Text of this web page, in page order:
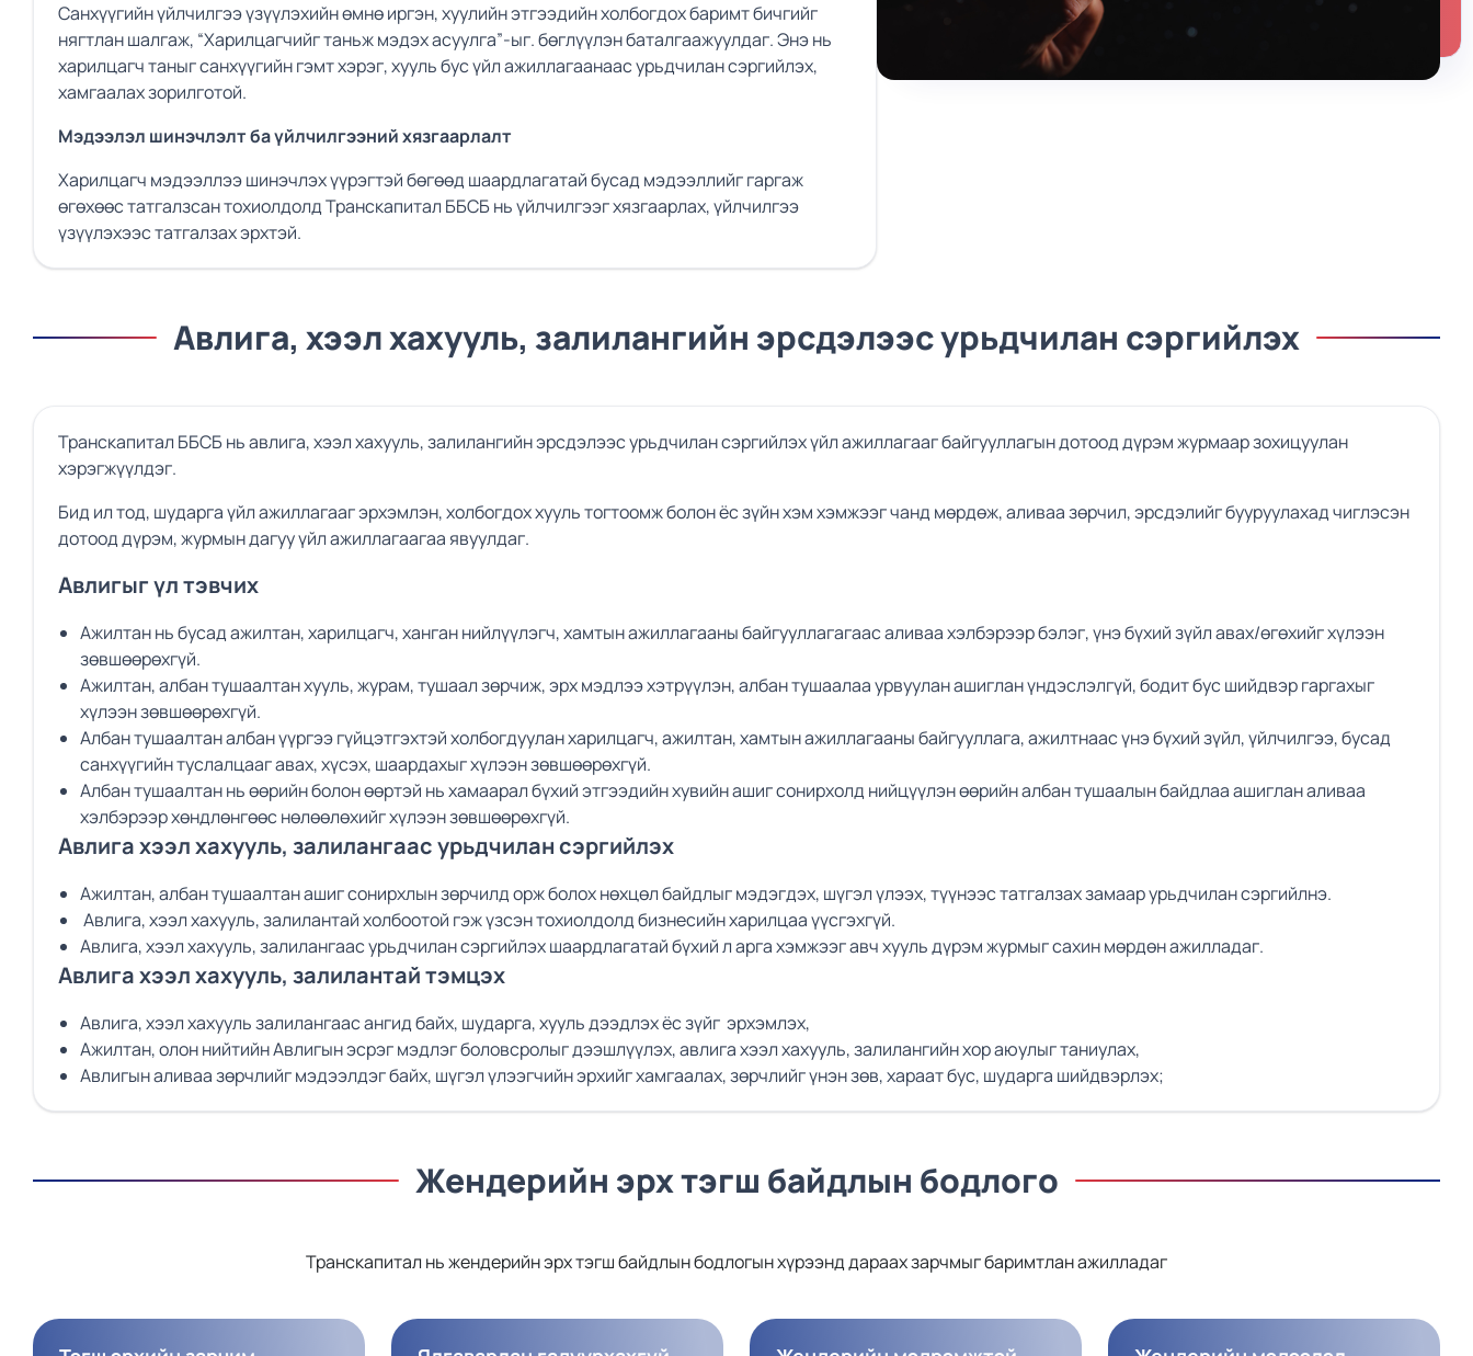
Санхүүгийн үйлчилгээ үзүүлэхийн өмнө иргэн, хуулийн этгээдийн холбогдох баримт бичгийг
нягтлан шалгаж, “Харилцагчийг таньж мэдэх асуулга”-ыг. бөглүүлэн баталгаажуулдаг. Энэ нь
харилцагч таныг санхүүгийн гэмт хэрэг, хууль бус үйл ажиллагаанаас урьдчилан сэргийлэх,
хамгаалах зорилготой.
Мэдээлэл шинэчлэлт ба үйлчилгээний хязгаарлалт
Харилцагч мэдээллээ шинэчлэх үүрэгтэй бөгөөд шаардлагатай бусад мэдээллийг гаргаж
өгөхөөс татгалзсан тохиолдолд Транскапитал ББСБ нь үйлчилгээг хязгаарлах, үйлчилгээ
үзүүлэхээс татгалзах эрхтэй.
Авлига, хээл хахууль, залилангийн эрсдэлээс урьдчилан сэргийлэх
Транскапитал ББСБ нь авлига, хээл хахууль, залилангийн эрсдэлээс урьдчилан сэргийлэх үйл ажиллагааг байгууллагын дотоод дүрэм журмаар зохицуулан
хэрэгжүүлдэг.
Бид ил тод, шударга үйл ажиллагааг эрхэмлэн, холбогдох хууль тогтоомж болон ёс зүйн хэм хэмжээг чанд мөрдөж, аливаа зөрчил, эрсдэлийг бууруулахад чиглэсэн
дотоод дүрэм, журмын дагуу үйл ажиллагаагаа явуулдаг.
Авлигыг үл тэвчих
Ажилтан нь бусад ажилтан, харилцагч, ханган нийлүүлэгч, хамтын ажиллагааны байгууллагагаас аливаа хэлбэрээр бэлэг, үнэ бүхий зүйл авах/өгөхийг хүлээн
зөвшөөрөхгүй.
Ажилтан, албан тушаалтан хууль, журам, тушаал зөрчиж, эрх мэдлээ хэтрүүлэн, албан тушаалаа урвуулан ашиглан үндэслэлгүй, бодит бус шийдвэр гаргахыг
хүлээн зөвшөөрөхгүй.
Албан тушаалтан албан үүргээ гүйцэтгэхтэй холбогдуулан харилцагч, ажилтан, хамтын ажиллагааны байгууллага, ажилтнаас үнэ бүхий зүйл, үйлчилгээ, бусад
санхүүгийн туслалцааг авах, хүсэх, шаардахыг хүлээн зөвшөөрөхгүй.
Албан тушаалтан нь өөрийн болон өөртэй нь хамаарал бүхий этгээдийн хувийн ашиг сонирхолд нийцүүлэн өөрийн албан тушаалын байдлаа ашиглан аливаа
хэлбэрээр хөндлөнгөөс нөлөөлөхийг хүлээн зөвшөөрөхгүй.
Авлига хээл хахууль, залилангаас урьдчилан сэргийлэх
Ажилтан, албан тушаалтан ашиг сонирхлын зөрчилд орж болох нөхцөл байдлыг мэдэгдэх, шүгэл үлээх, түүнээс татгалзах замаар урьдчилан сэргийлнэ.
Авлига, хээл хахууль, залилантай холбоотой гэж үзсэн тохиолдолд бизнесийн харилцаа үүсгэхгүй.
Авлига, хээл хахууль, залилангаас урьдчилан сэргийлэх шаардлагатай бүхий л арга хэмжээг авч хууль дүрэм журмыг сахин мөрдөн ажилладаг.
Авлига хээл хахууль, залилантай тэмцэх
Авлига, хээл хахууль залилангаас ангид байх, шударга, хууль дээдлэх ёс зүйг эрхэмлэх,
Ажилтан, олон нийтийн Авлигын эсрэг мэдлэг боловсролыг дээшлүүлэх, авлига хээл хахууль, залилангийн хор аюулыг таниулах,
Авлигын аливаа зөрчлийг мэдээлдэг байх, шүгэл үлээгчийн эрхийг хамгаалах, зөрчлийг үнэн зөв, хараат бус, шударга шийдвэрлэх;
Жендерийн эрх тэгш байдлын бодлого
Транскапитал нь жендерийн эрх тэгш байдлын бодлогын хүрээнд дараах зарчмыг баримтлан ажилладаг